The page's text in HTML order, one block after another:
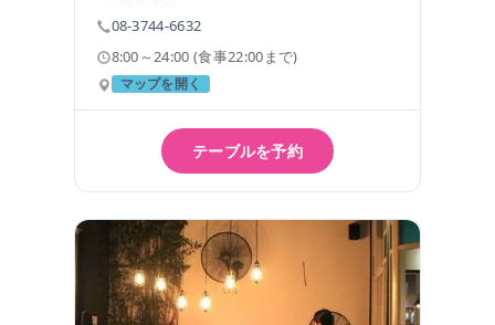
08-3744-6632
8:00～24:00 (食事22:00まで)
マップを開く
テーブルを予約